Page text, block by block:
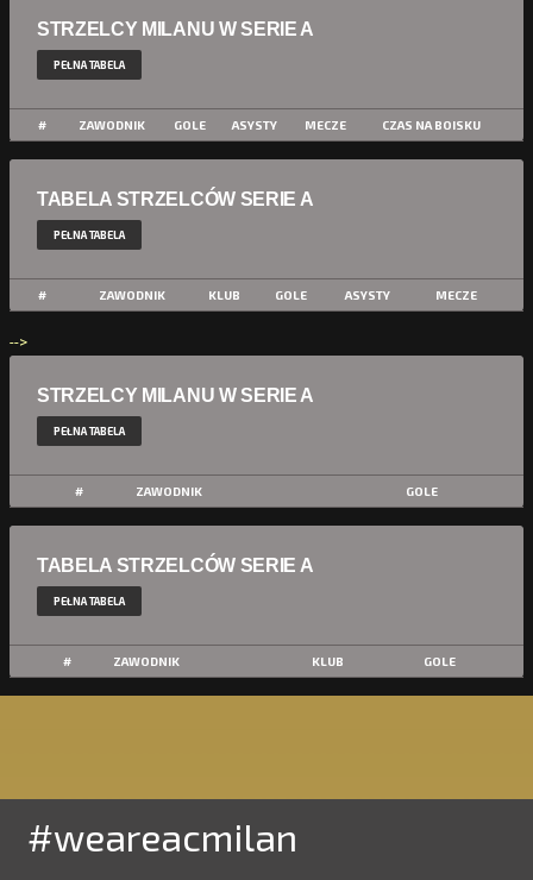
STRZELCY MILANU W SERIE A
PEŁNA TABELA
# ZAWODNIK GOLE ASYSTY MECZE CZAS NA BOISKU
TABELA STRZELCÓW SERIE A
PEŁNA TABELA
# ZAWODNIK KLUB GOLE ASYSTY MECZE
-->
STRZELCY MILANU W SERIE A
PEŁNA TABELA
# ZAWODNIK GOLE
TABELA STRZELCÓW SERIE A
PEŁNA TABELA
# ZAWODNIK KLUB GOLE
#weareacmilan